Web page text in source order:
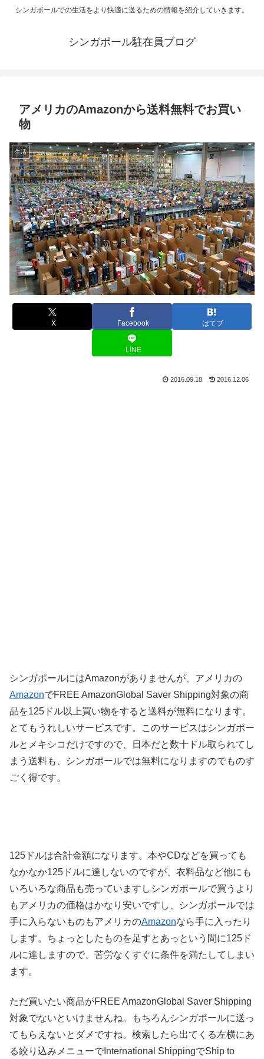
シンガポールでの生活をより快適に送るための情報を紹介していきます。
シンガポール駐在員ブログ
アメリカのAmazonから送料無料でお買い
物
生活
X Facebook はてブ
LINE
2016.09.18 2016.12.06
シンガポールにはAmazonがありませんが、アメリカの
AmazonでFREE AmazonGlobal Saver Shipping対象の商
品を125ドル以上買い物をすると送料が無料になります。
とてもうれしいサービスです。このサービスはシンガポー
ルとメキシコだけですので、日本だと数十ドル取られてし
まう送料も、シンガポールでは無料になりますのでものす
ごく得です。
125ドルは合計金額になります。本やCDなどを買っても
なかなか125ドルに達しないのですが、衣料品など他にも
いろいろな商品も売っていますしシンガポールで買うより
もアメリカの価格はかなり安いですし、シンガポールでは
手に入らないものもアメリカのAmazonなら手に入ったり
します。ちょっとしたものを足すとあっという間に125ド
ルに達しますので、苦労なくすぐに条件を満たしてしまい
ます。
ただ買いたい商品がFREE AmazonGlobal Saver Shipping
対象でないといけませんね。もちろんシンガポールに送っ
てもらえないとダメですね。検索したら出てくる左横にあ
る絞り込みメニューでInternational ShippingでShip to